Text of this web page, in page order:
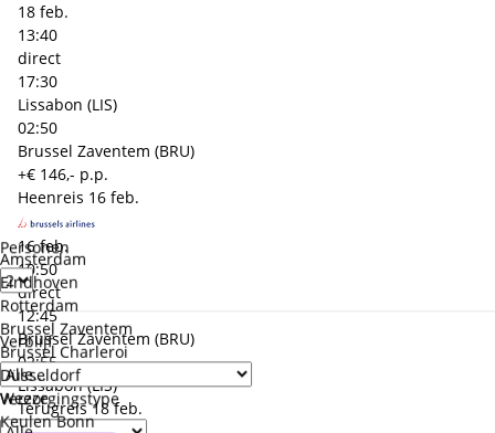
Personen
Verblijf
Verzorgingstype
Amsterdam
Eindhoven
Rotterdam
Brussel Zaventem
Brussel Charleroi
Düsseldorf
Weeze
Keulen Bonn
18 feb.
13:40
direct
17:30
Lissabon (LIS)
02:50
Brussel Zaventem (BRU)
+€ 146,- p.p.
Heenreis 16 feb.
16 feb.
10:50
direct
12:45
Brussel Zaventem (BRU)
02:55
Lissabon (LIS)
Terugreis 18 feb.